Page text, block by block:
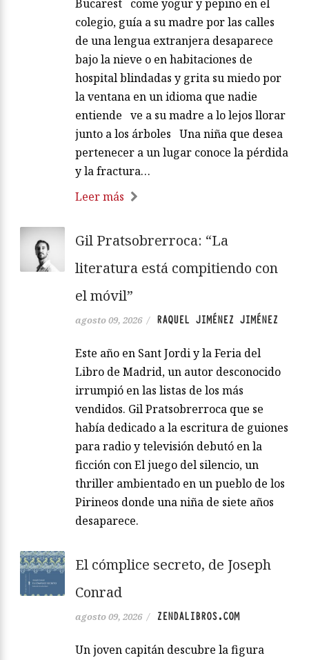
Bucarest come yogur y pepino en el
colegio, guía a su madre por las calles
de una lengua extranjera desaparece
bajo la nieve o en habitaciones de
hospital blindadas y grita su miedo por
la ventana en un idioma que nadie
entiende ve a su madre a lo lejos llorar
junto a los árboles Una niña que desea
pertenecer a un lugar conoce la pérdida
y la fractura…
Leer más
Gil Pratsobrerroca: “La
literatura está compitiendo con
el móvil”
agosto 09, 2026 / RAQUEL JIMÉNEZ JIMÉNEZ
Este año en Sant Jordi y la Feria del
Libro de Madrid, un autor desconocido
irrumpió en las listas de los más
vendidos. Gil Pratsobrerroca que se
había dedicado a la escritura de guiones
para radio y televisión debutó en la
ficción con El juego del silencio, un
thriller ambientado en un pueblo de los
Pirineos donde una niña de siete años
desaparece.
El cómplice secreto, de Joseph
Conrad
agosto 09, 2026 / ZENDALIBROS.COM
Un joven capitán descubre la figura